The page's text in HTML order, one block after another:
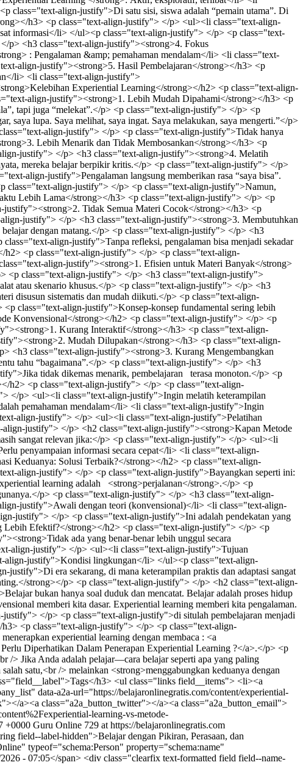
+0000 Guru Online 729 at https://belajaronlinegratis.com
hanya menjadi kejadian biasa.</p> <p class="text-align-justify"> </p> <p class="text-align-justify">Misalnya seseorang magang di perusahaan selama tiga bulan. Jika ia hanya datang, duduk, pulang, lalu mengulang rutinitas yang sama tanpa berpikir, maka pengalamannya akan dangkal. Tetapi jika ia bertanya:</p> <p class="text-align-justify"> </p> <ul><li class="text-align-justify">Mengapa strategi pemasaran ini berhasil?</li> <li class="text-align-justify">Kenapa tim mengalami konflik?</li> <li class="text-align-justify">Apa yang bisa diperbaiki dari proses kerja?</li> </ul><p class="text-align-justify"> </p> <p class="text-align-justify">Maka pengalaman itu berubah menjadi tambang emas.</p> <p class="text-align-justify"> </p> <p class="text-align-justify">Pikiran bekerja seperti kompas. Ia membantu kita memahami arah dari setiap kejadian.</p> <p class="text-align-justify"> </p> <h3 class="text-align-justify"><strong>Mengapa Berpikir Penting dalam Belajar?</strong></h3> <p class="text-align-justify"> </p> <p class="text-align-justify">Karena informasi tanpa pemahaman ibarat batu bata tanpa semen. Banyak jumlahnya, tetapi mudah runtuh.</p> <p class="text-align-justify"> </p> <p class="text-align-justify">Saat kita berpikir aktif, kita:</p> <p class="text-align-justify"> </p> <ul><li class="text-align-justify">Menyusun makna</li> <li class="text-align-justify">Membandingkan ide</li> <li class="text-align-justify">Menilai benar atau salah</li> <li class="text-align-justify">Mengaitkan teori dengan realita</li> <li class="text-align-justify">Menemukan solusi baru</li> </ul><p class="text-align-justify"> </p> <p class="text-align-justify">Itulah sebabnya belajar aktif jauh lebih kuat dibanding sekadar menghafal.</p> <p class="text-align-justify"> </p> <h3 class="text-align-justify"><strong>Contoh Nyata</strong></h3> <p class="text-align-justify"> </p> <p class="text-align-justify">Seorang siswa belajar tentang hukum permintaan dan penawaran. Ia bisa saja menghafal definisi dari buku.</p> <p class="text-align-justify"> </p> <p class="text-align-justify">Namun saat ia melihat harga cabai naik di pasar dan mencoba menganalisis penyebabnya, ilmunya menjadi nyata.</p> <p class="text-align-justify"> </p> <p class="text-align-justify">Tiba-tiba teori ekonomi bukan lagi tulisan di halaman buku, melainkan hidup di depan matanya.</p> <p class="text-align-justify"> </p> <p class="text-align-justify">Bukankah itu jauh lebih menarik?</p> <p class="text-align-justify"> </p> <h2 class="text-align-justify"><strong>Belajar dengan Perasaan: Emosi Adalah Lem yang Merekatkan Ingatan</strong></h2> <p class="text-align-justify"> </p> <p class="text-align-justify">Sekarang mari bicara tentang sesuatu yang sering diremehkan dalam pendidikan: <strong>perasaan</strong>.</p> <p class="text-align-justify"> </p> <p class="text-align-justify">Banyak orang mengira emosi mengganggu belajar. Padahal justru sebaliknya, emosi sering menjadi pintu masuk paling kuat menuju ingatan.</p> <p class="text-align-justify"> </p> <p class="text-align-justify">Pernahkah Anda lupa materi pelajaran minggu lalu, tetapi masih ingat jelas rasa gugup saat presentasi pertama di depan kelas?</p> <p class="text-align-justify"> </p> <p class="text-align-justify">Itulah kekuatan emosi.</p> <p class="text-align-justify"> </p> <p class="text-align-justify">Perasaan bekerja seperti lem. Ia merekatkan pengalaman ke dalam memori.</p> <p class="text-align-justify"> </p> <h3 class="text-align-justify"><strong>Mengapa Emosi Membantu Belajar?</strong></h3> <p class="text-align-justify"> </p> <p class="text-align-justify">Karena otak manusia memberi perhatian lebih pada hal-hal yang bermakna secara emosional.</p> <p class="text-align-justify"> </p> <p class="text-align-justify">Saat Anda merasa:</p> <p class="text-align-justify"> </p> <ul><li class="text-align-justify">Bangga karena berhasil</li> <li class="text-align-justify">Malu karena salah</li> <li class="text-align-justify">Takut karena tantangan</li> <li class="text-align-justify">Senang karena menang</li> <li class="text-align-justify">Terharu karena dibantu</li> </ul><p class="text-align-justify"> </p> <p class="text-align-justify">Maka pengalaman itu cenderung lebih melekat.</p> <p class="text-align-justify"> </p> <h3 class="text-align-justify"><strong>Kisah Sederhana</strong></h3> <p class="text-align-justify"> </p> <p class="text-align-justify">Bayangkan seorang anak belajar naik sepeda.</p> <p class="text-align-justify"> </p> <p class="text-align-justify">Ia jatuh. Lututnya lecet. Ia menangis. Lalu ayahnya menyemangati. Ia mencoba lagi. Akhirnya berhasil melaju sendiri.</p> <p class="text-align-justify"> </p> <p class="text-align-justify">Apakah anak itu akan lupa momen tersebut?</p> <p class="text-align-justify"> </p> <p class="text-align-justify">Kemungkinan besar tidak.</p> <p class="text-align-justify"> </p> <p class="text-align-justify">Karena di sana ada rasa takut, sakit, harapan, dan kebanggaan. Semua emosi itu membuat pembelajaran menjadi dalam.</p> <p class="text-align-justify"> </p> <p class="text-align-justify">Bandingkan dengan membaca buku berjudul <strong>Cara Naik Sepeda</strong> selama dua jam.</p> <p class="text-align-justify"> </p> <p class="text-align-justify">Mana yang lebih membekas?</p> <p class="text-align-justify"> </p> <h3 class="text-align-justify"><strong>Pendidikan yang Kering Emosi</strong></h3> <p class="text-align-justify"> </p> <p class="text-align-justify">S